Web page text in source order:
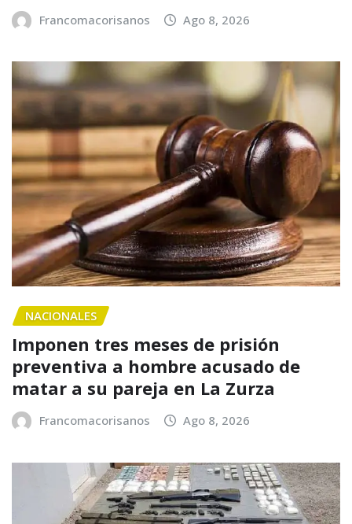
Francomacorisanos Ago 8, 2026
NACIONALES
Imponen tres meses de prisión
preventiva a hombre acusado de
matar a su pareja en La Zurza
Francomacorisanos Ago 8, 2026